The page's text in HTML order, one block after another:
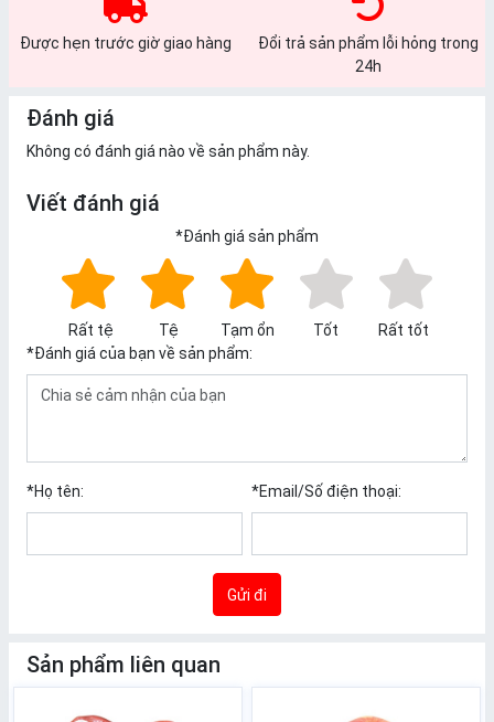
Được hẹn trước giờ giao hàng
Đổi trả sản phẩm lỗi hỏng trong
24h
Đánh giá
Không có đánh giá nào về sản phẩm này.
Viết đánh giá
*Đánh giá sản phẩm
Rất tệ Tệ Tạm ổn Tốt
Rất tốt
*Đánh giá của bạn về sản phẩm:
*Họ tên: *Email/Số điện thoại:
Gửi đi
Sản phẩm liên quan